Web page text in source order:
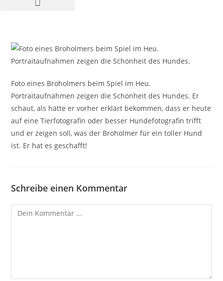
Foto eines Broholmers beim Spiel im Heu.
Portraitaufnahmen zeigen die Schönheit des Hundes. Er
schaut, als hätte er vorher erklärt bekommen, dass er heute
auf eine Tierfotografin oder besser Hundefotografin trifft
und er zeigen soll, was der Broholmer für ein toller Hund
ist. Er hat es geschafft!
Schreibe einen Kommentar